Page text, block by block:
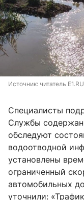
Источник: читатель E1.RU
Специалисты
Службы
обследуют
водоотводной
установлены
ограниченный
автомобильных
уточнили: